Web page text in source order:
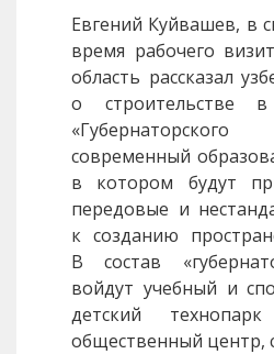
Евгений Куйвашев, в
время рабочего
область рассказал
о строительстве в
современный
в котором будут
передовые и
к созданию
В состав
войдут учебный и
детский технопарк
общественный центр,